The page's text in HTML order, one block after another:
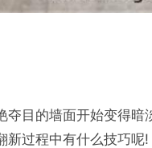
目的墙面开始变得暗
新过程中有什么技巧呢!